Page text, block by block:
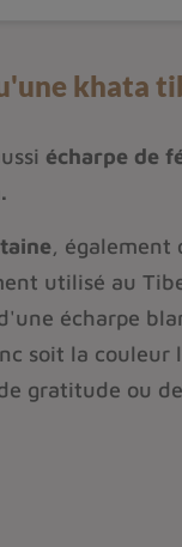
khata
écharpe de
, également
utilisé au
écharpe
soit la couleur
gratitude ou